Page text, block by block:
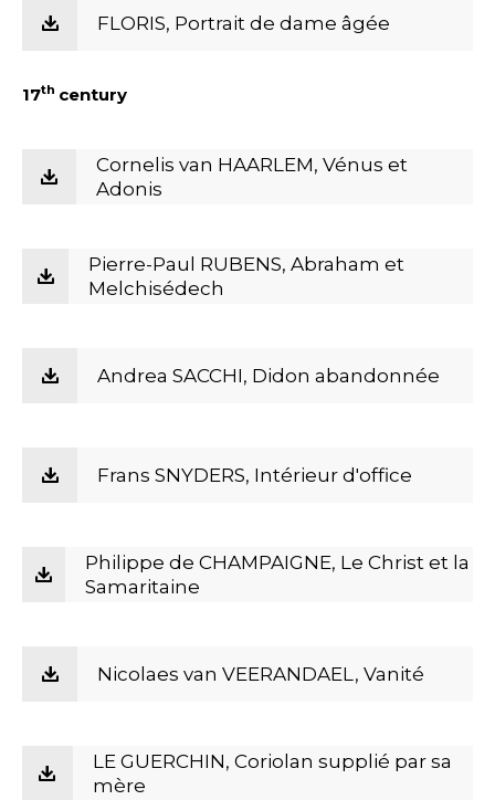
FLORIS, Portrait de dame âgée
17th century
Cornelis van HAARLEM, Vénus et
Adonis
Pierre-Paul RUBENS, Abraham et
Melchisédech
Andrea SACCHI, Didon abandonnée
Frans SNYDERS, Intérieur d'office
Philippe de CHAMPAIGNE, Le Christ et la
Samaritaine
Nicolaes van VEERANDAEL, Vanité
LE GUERCHIN, Coriolan supplié par sa
mère